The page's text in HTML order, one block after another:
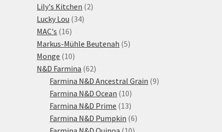
Lily's Kitchen 22
Lucky Lou 3434
MAC's 1616
produktů
Markus-Mühle Beutenah 55
Monge 1010
produktů
N&D Farmina 6262
produktů
Farmina N&D Ancestral Grain 99
Farmina N&D Ocean 1010
produktů
Farmina N&D Prime 1313
produktů
Farmina N&D Pumpkin 66
10